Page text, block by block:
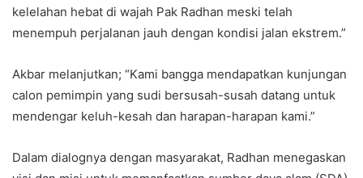
kelelahan hebat di wajah Pak Radhan meski telah
menempuh perjalanan jauh dengan kondisi jalan ekstrem.”
Akbar melanjutkan; “Kami bangga mendapatkan kunjungan
calon pemimpin yang sudi bersusah-susah datang untuk
mendengar keluh-kesah dan harapan-harapan kami.”
Dalam dialognya dengan masyarakat, Radhan menegaskan